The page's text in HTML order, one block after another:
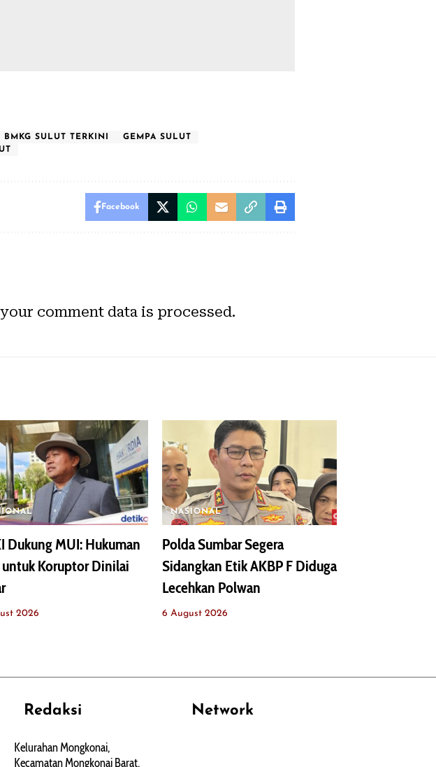
BMKG SULUT TERKINI
GEMPA SULUT
Facebook
comment data is processed.
Dukung MUI: Hukuman
Koruptor Dinilai
2026
NASIONAL
Polda Sumbar Segera
Sidangkan Etik AKBP F Diduga
Lecehkan Polwan
6 August 2026
Redaksi
Kelurahan Mongkonai,
Kecamatan Mongkonai Barat,
Network